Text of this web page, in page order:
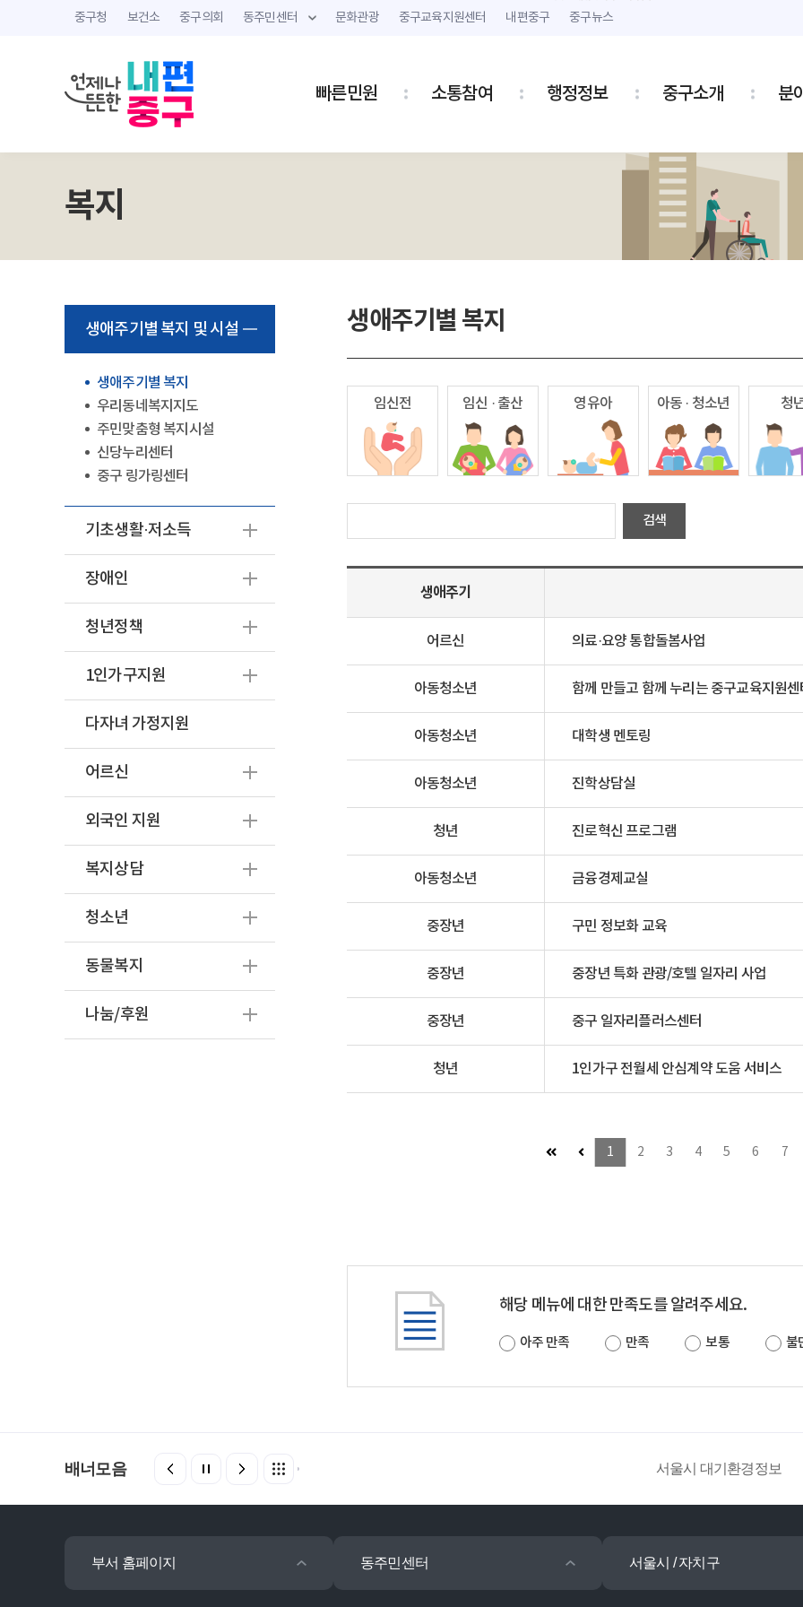
중구청 보건소 중구의회 동주민센터 문화관광 중구교육지원센터 내편중구 중구뉴스
빠른민원 소통참여 행정정보 중구소개 분
복지
생애주기별 복지 및 시설
생애주기별 복지
우리동네복지지도
주민맞춤형 복지시설
신당누리센터
중구 링가링센터
기초생활·저소득
장애인
청년정책
1인가구지원
다자녀 가정지원
어르신
외국인 지원
복지상담
청소년
동물복지
나눔/후원
생애주기별 복지
임신전 임신 · 출산 영유아 아동 · 청소년 청
생애주기
어르신 의료·요양 통합돌봄사업
아동청소년 함께 만들고 함께 누리는 중구교육지원센
아동청소년 대학생 멘토링
아동청소년 진학상담실
청년 진로혁신 프로그램
아동청소년 금융경제교실
중장년 구민 정보화 교육
중장년 중장년 특화 관광/호텔 일자리 사업
중장년 중구 일자리플러스센터
청년 1인가구 전월세 안심계약 도움 서비스
첫 페이지 (이동불가)
이전 페이지 (이동불가)
1 2 3 4 5 6 7
해당 메뉴에 대한 만족도를 알려주세요.
아주 만족 만족 보통 불
배너모음 서울시 대기환경정보
부서 홈페이지 동주민센터 서울시 / 자치구